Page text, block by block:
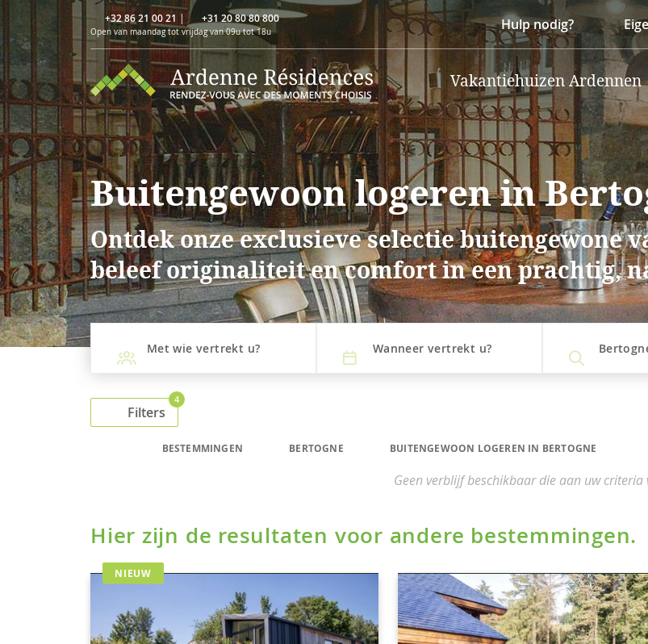
+32 86 21 00 21 | +31 20 80 80 800
Open van maandag tot vrijdag van 09u tot 18u Hulp nodig?
Vakantiehuizen Ardennen
Buitengewoon logeren in
Ontdek onze exclusieve selectie buitengewone
beleef originaliteit en comfort in een prachtig,
Met wie vertrekt u? Wanneer vertrekt u?
Filters
4
BESTEMMINGEN BERTOGNE BUITENGEWOON LOGEREN IN BERTOGNE
Geen verblijf beschikbaar die aan uw criteria
Hier zijn de resultaten voor andere bestemmingen.